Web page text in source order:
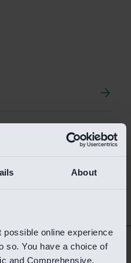
About
online experience
so. You have a choice of
and Comprehensive.
pagina